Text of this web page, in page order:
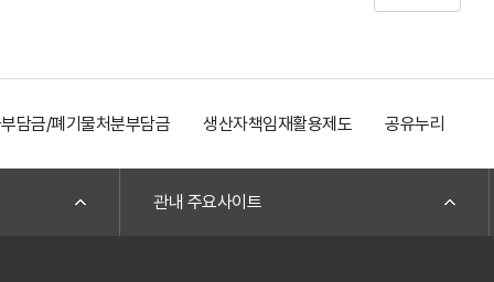
전북 고창군 고창읍 모양성로 1
자세히 보기
담금/폐기물처분부담금 생산자책임재활용제도 공유누리
관내 주요사이트